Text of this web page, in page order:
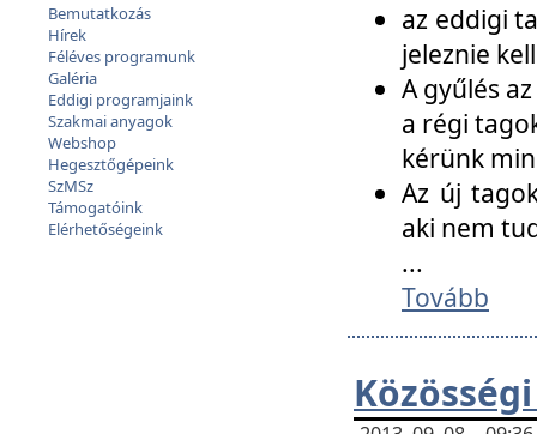
Bemutatkozás
Hírek
Féléves programunk
Galéria
Eddigi programjaink
Szakmai anyagok
Webshop
Hegesztőgépeink
SzMSz
Támogatóink
Elérhetőségeink
az eddigi
jeleznie
A gyűlés
a régi
kérünk
Az új
aki nem
...
Tovább